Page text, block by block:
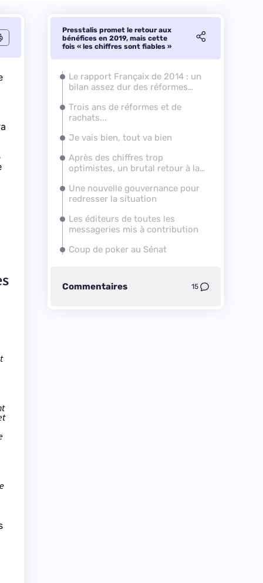
Presstalis promet le retour aux
bénéfices en 2019, mais cette
fois « les chiffres sont fiables »
Le rapport Françaix de 2014 : un
bilan assez dur des réformes
Trois ans de réformes et de
rachats...
Je vais bien, tout va bien
Après des chiffres trop
optimistes, un brutal retour à la
Une nouvelle gouvernance pour
redresser la situation
Les éditeurs de toutes les
messageries mis à contribution
Coup de poker au Sénat
Commentaires 15